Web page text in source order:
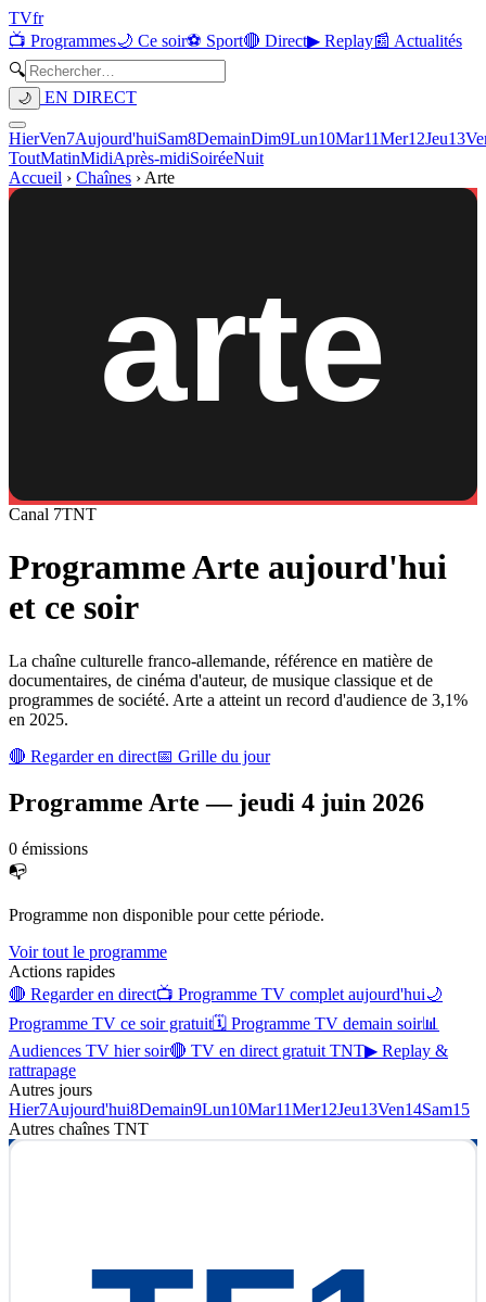
TVfr
📺 Programmes🌙 Ce soir⚽ Sport🔴 Direct▶ Replay📰 Actualités
🔍
🌙 EN DIRECT
HierVen7Aujourd'huiSam8DemainDim9Lun10Mar11Mer12Jeu13
ToutMatinMidiAprès-midiSoiréeNuit
Accueil › Chaînes › Arte
Canal 7TNT
ProgrammeArte aujourd'hui
et ce soir
La chaîne culturelle franco-allemande, référence en matière de
documentaires, de cinéma d'auteur, de musique classique et de
programmes de société. Arte a atteint un record d'audience de 3,1%
en 2025.
🔴 Regarder en direct📅 Grille du jour
Programme Arte — jeudi 4 juin 2026
0 émissions
📭
Programme non disponible pour cette période.
Voir tout le programme
Actions rapides
🔴 Regarder en direct📺 Programme TV complet aujourd'hui🌙
Programme TV ce soir gratuit🗓 Programme TV demain soir📊
Audiences TV hier soir🔴 TV en direct gratuit TNT▶ Replay &
rattrapage
Autres jours
Hier7Aujourd'hui8Demain9Lun10Mar11Mer12Jeu13Ven14Sam15
Autres chaînes TNT